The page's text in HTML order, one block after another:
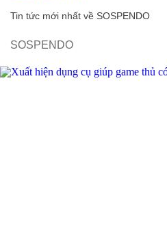
Tin tức mới nhất về SOSPENDO
SOSPENDO